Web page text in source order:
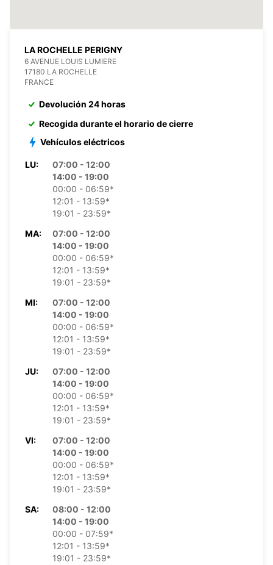
LA ROCHELLE PERIGNY
6 AVENUE LOUIS LUMIERE
17180 LA ROCHELLE
FRANCE
Devolución 24 horas
Recogida durante el horario de cierre
Vehículos eléctricos
LU:
07:00 - 12:00
14:00 - 19:00
00:00 - 06:59*
12:01 - 13:59*
19:01 - 23:59*
MA:
07:00 - 12:00
14:00 - 19:00
00:00 - 06:59*
12:01 - 13:59*
19:01 - 23:59*
MI:
07:00 - 12:00
14:00 - 19:00
00:00 - 06:59*
12:01 - 13:59*
19:01 - 23:59*
JU:
07:00 - 12:00
14:00 - 19:00
00:00 - 06:59*
12:01 - 13:59*
19:01 - 23:59*
VI:
07:00 - 12:00
14:00 - 19:00
00:00 - 06:59*
12:01 - 13:59*
19:01 - 23:59*
SA:
08:00 - 12:00
14:00 - 19:00
00:00 - 07:59*
12:01 - 13:59*
19:01 - 23:59*